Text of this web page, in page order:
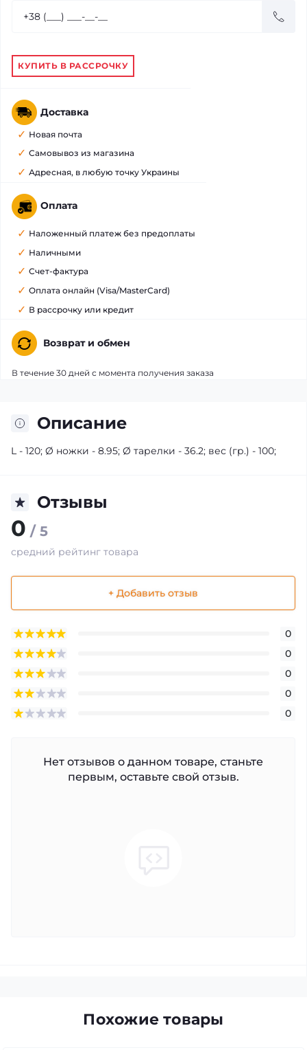
КУПИТЬ В РАССРОЧКУ
Доставка
Новая почта
Самовывоз из магазина
Адресная, в любую точку Украины
Оплата
Наложенный платеж без предоплаты
Наличными
Счет-фактура
Оплата онлайн (Visa/MasterCard)
В рассрочку или кредит
Возврат и обмен
В течение 30 дней с момента получения заказа
Описание
L - 120; Ø ножки - 8.95; Ø тарелки - 36.2; вес (гр.) - 100;
Отзывы
0 / 5
средний рейтинг товара
+ Добавить отзыв
0
0
0
0
0
Нет отзывов о данном товаре, станьте
первым, оставьте свой отзыв.
Похожие товары